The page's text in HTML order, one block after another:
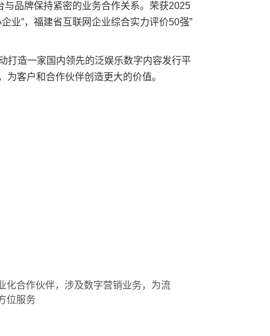
品牌保持紧密的业务合作关系。荣获2025
业”，福建省互联网企业综合实力评价50强”
打造一家国内领先的泛娱乐数字内容发行平
客户和合作伙伴创造更大的价值。
化合作伙伴，涉及数字营销业务，为流
位服务